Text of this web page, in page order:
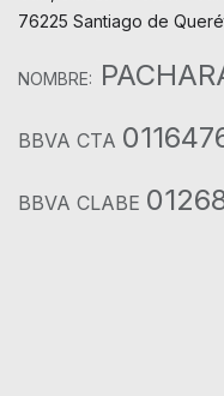
76225 Santiago de
NOMBRE:
BBVA CTA
BBVA CLABE